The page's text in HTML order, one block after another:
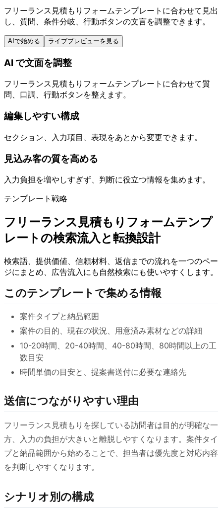
フリーランス見積もりフォームテンプレートに合わせて見出
し、質問、条件分岐、行動ボタンの文言を調整できます。
AIで始める ライブプレビューを見る
AI で文面を調整
フリーランス見積もりフォームテンプレートに合わせて質
問、口調、行動ボタンを整えます。
編集しやすい構成
セクション、入力項目、表現をあとから変更できます。
見込み客の質を高める
入力負担を増やしすぎず、判断に役立つ情報を集めます。
テンプレート戦略
フリーランス見積もりフォームテンプ
レートの検索流入と転換設計
検索語、提供価値、信頼材料、返信までの流れを一つのペー
ジにまとめ、広告流入にも自然検索にも使いやすくします。
このテンプレートで集める情報
案件タイプと納品範囲
案件の目的、現在の状況、用意済み素材などの詳細
10-20時間、20-40時間、40-80時間、80時間以上の工
数目安
時間単価の目安と、提案書送付に必要な連絡先
送信につながりやすい理由
フリーランス見積もりを探している訪問者は目的が明確な一
方、入力の負担が大きいと離脱しやすくなります。案件タイ
プと納品範囲から始めることで、担当者は優先度と対応内容
を判断しやすくなります。
シナリオ別の構成